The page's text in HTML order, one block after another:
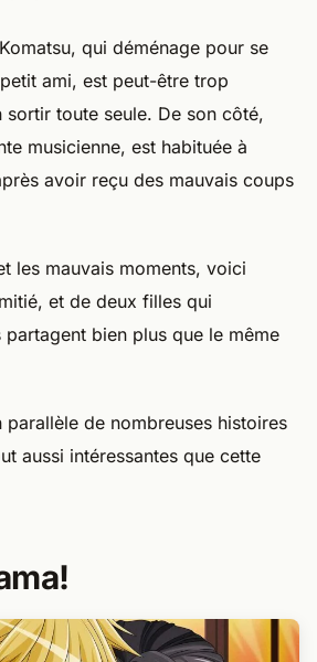
qui déménage pour se
ami, est peut-être trop
sortir toute seule. De son côté,
musicienne, est habituée à
avoir reçu des mauvais coups
les mauvais moments, voici
et de deux filles qui
partagent bien plus que le même
parallèle de nombreuses histoires
aussi intéressantes que cette